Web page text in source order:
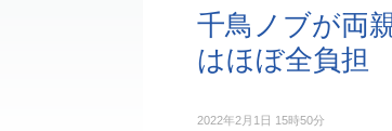
千鳥ノブが両
はほぼ全負担
2022年2月1日 15時50分